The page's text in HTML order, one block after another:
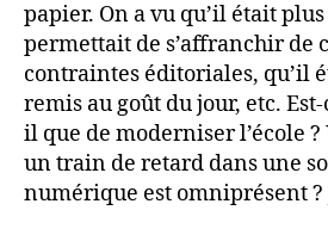
papier. On a vu qu’il était
permettait de s’affranchir de
contraintes éditoriales, qu’il
remis au goût du jour, etc. Est-
il que de moderniser l’école
un train de retard dans une
numérique est omniprésent ?